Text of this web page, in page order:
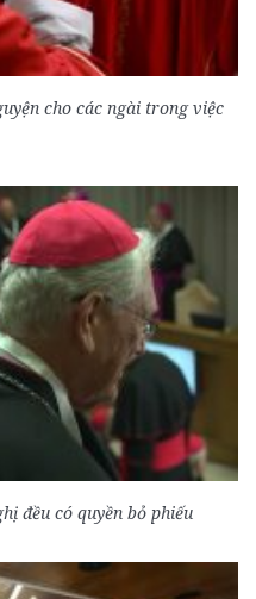
cho các ngài trong việc
đều có quyền bỏ phiếu